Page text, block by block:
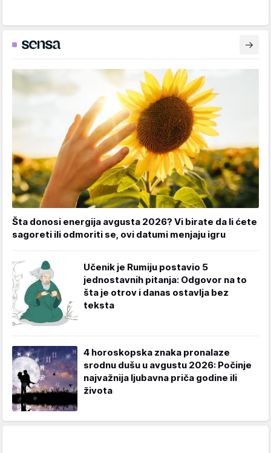
Šta donosi energija avgusta 2026? Vi birate da li ćete
sagoreti ili odmoriti se, ovi datumi menjaju igru
Učenik je Rumiju postavio 5
jednostavnih pitanja: Odgovor na to
šta je otrov i danas ostavlja bez
teksta
4 horoskopska znaka pronalaze
srodnu dušu u avgustu 2026: Počinje
najvažnija ljubavna priča godine ili
života